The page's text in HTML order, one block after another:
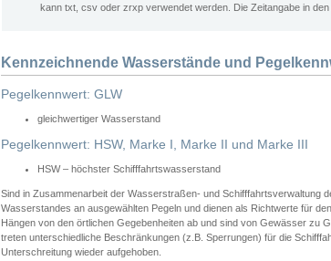
kann txt, csv oder zrxp verwendet werden. Die Zeitangabe in
Kennzeichnende Wasserstände und
Pegelkennwert: GLW
gleichwertiger Wasserstand
Pegelkennwert: HSW, Marke I, Marke II und Marke III
HSW – höchster Schifffahrtswasserstand
Sind in Zusammenarbeit der Wasserstraßen- und Schifffahrtsverwaltung
Wasserstandes an ausgewählten Pegeln und dienen als Richtwerte für
Hängen von den örtlichen Gegebenheiten ab und sind von Gewässer zu
treten unterschiedliche Beschränkungen (z.B. Sperrungen) für die
Unterschreitung wieder aufgehoben.